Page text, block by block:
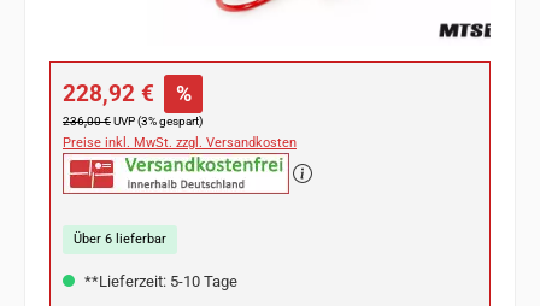
Verkaufspreis:
228,92 € %
Regulärer Preis:
236,00 €UVP (3% gespart)
Preise inkl. MwSt. zzgl. Versandkosten
Über 6 lieferbar
**Lieferzeit: 5-10 Tage